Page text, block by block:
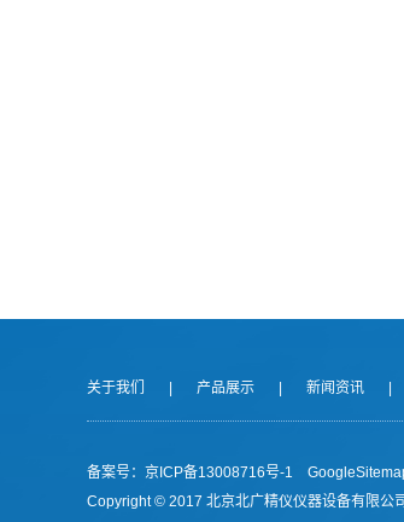
关于我们 产品展示 新闻资讯
备案号：京ICP备13008716号-1
Copyright © 2017 北京北广精仪仪器设备有限公